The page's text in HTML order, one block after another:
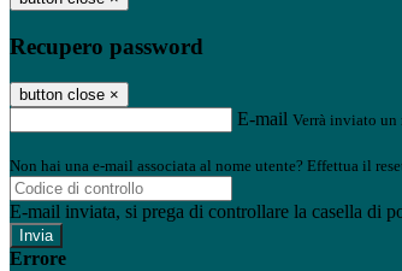
Recupero password
button close ×
E-mail Verrà inviato un
Non hai una e-mail associata al nome utente? Effettua il
E-mail inviata, si prega di controllare la casella di
Errore